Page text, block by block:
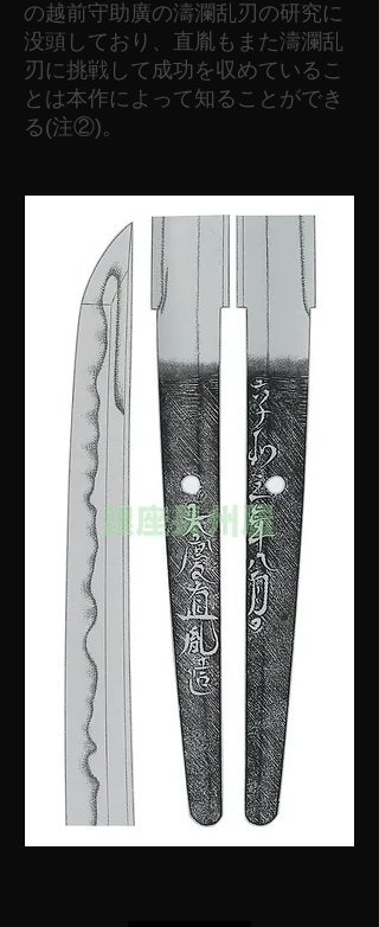
の越前守助廣の濤瀾乱刃の研究に
没頭しており、直胤もまた濤瀾乱
刃に挑戦して成功を収めているこ
とは本作によって知ることができ
る(注②)。